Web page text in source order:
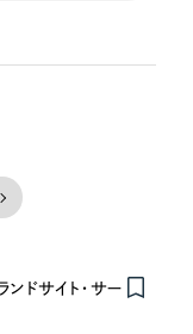
ドサイト・サー